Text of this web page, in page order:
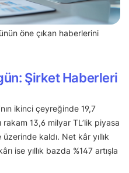
öne çıkan haberlerini
Şirket Haberleri
ikinci çeyreğinde 19,7
13,6 milyar TL’lik piyasa
kaldı. Net kâr yıllık
ise yıllık bazda %147 artışla